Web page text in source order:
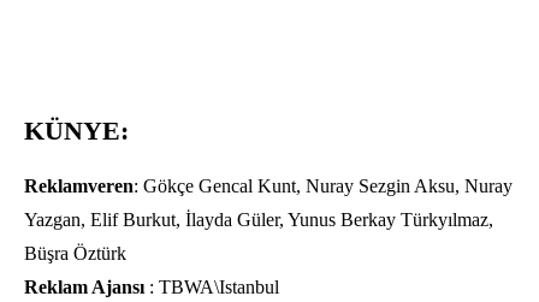
KÜNYE:
Reklamveren: Gökçe Gencal Kunt, Nuray Sezgin Aksu, Nuray
Yazgan, Elif Burkut, İlayda Güler, Yunus Berkay Türkyılmaz,
Büşra Öztürk
Reklam Ajansı : TBWA\Istanbul